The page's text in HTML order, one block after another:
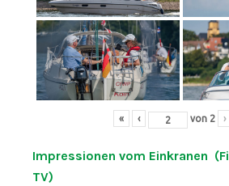
« ‹ von 2 ›
Impressionen vom Einkranen
TV)